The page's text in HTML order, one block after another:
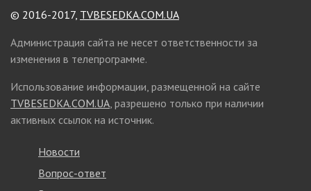
© 2016-2017, TVBESEDKA.COM.UA
Администрация сайта не несет ответственности за
изменения в телепрограмме.
Использование информации, размещенной на сайте
TVBESEDKA.COM.UA, разрешено только при наличии
активных ссылок на источник.
Новости
Вопрос-ответ